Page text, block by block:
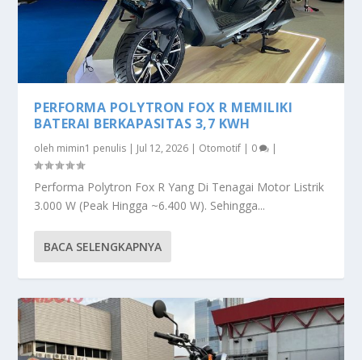
PERFORMA POLYTRON FOX R MEMILIKI
BATERAI BERKAPASITAS 3,7 KWH
oleh mimin1 penulis | Jul 12, 2026 | Otomotif | 0 |
Performa Polytron Fox R Yang Di Tenagai Motor Listrik
3.000 W (Peak Hingga ~6.400 W). Sehingga...
BACA SELENGKAPNYA